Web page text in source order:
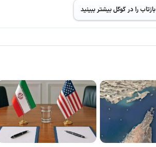
بازتاب را در گوگل بیشتر ببینید